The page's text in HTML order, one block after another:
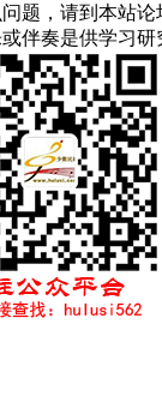
题，请到本站论
伴奏是供学习研